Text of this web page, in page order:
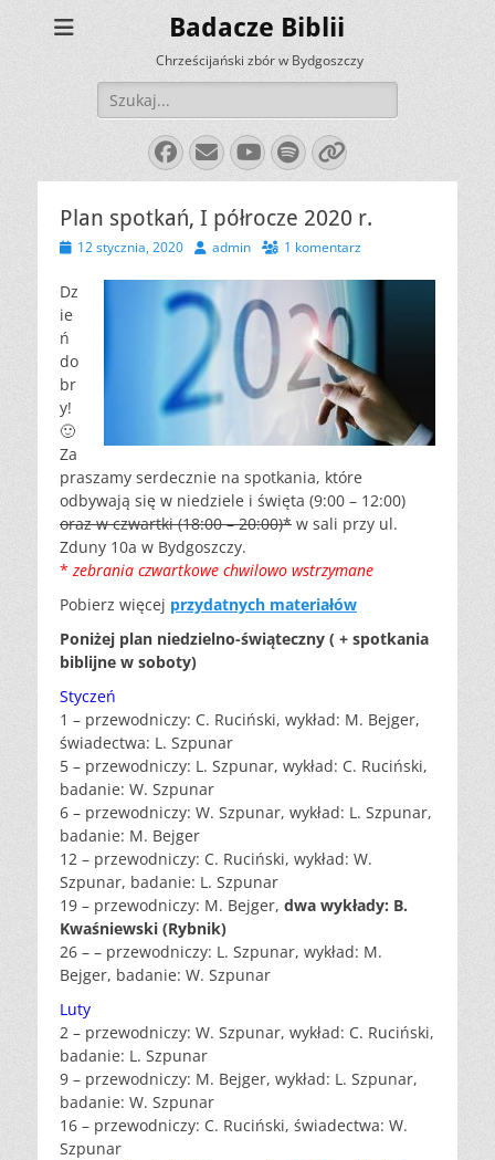
Badacze Biblii
Chrześcijański zbór w Bydgoszczy
Szukaj:
Facebook
E-
mail
YouTube
Spotify
Link
Plan spotkań, I półrocze 2020 r.
Opublikowano
12 stycznia, 2020 Autoradmin 1 komentarz
Dz
ie
ń
do
br
y!
🙂
Za
praszamy serdecznie na spotkania, które
odbywają się w niedziele i święta (9:00 – 12:00)
oraz w czwartki (18:00 – 20:00)* w sali przy ul.
Zduny 10a w Bydgoszczy.
*zebrania czwartkowe chwilowo wstrzymane
Pobierz więcej przydatnych materiałów
Poniżej plan niedzielno-świąteczny ( + spotkania
biblijne w soboty)
Styczeń
1 – przewodniczy: C. Ruciński, wykład: M. Bejger,
świadectwa: L. Szpunar
5 – przewodniczy: L. Szpunar, wykład: C. Ruciński,
badanie: W. Szpunar
6 – przewodniczy: W. Szpunar, wykład: L. Szpunar,
badanie: M. Bejger
12 – przewodniczy: C. Ruciński, wykład: W.
Szpunar, badanie: L. Szpunar
19 – przewodniczy: M. Bejger, dwa wykłady: B.
Kwaśniewski (Rybnik)
26 – – przewodniczy: L. Szpunar, wykład: M.
Bejger, badanie: W. Szpunar
Luty
2 – przewodniczy: W. Szpunar, wykład: C. Ruciński,
badanie: L. Szpunar
9 – przewodniczy: M. Bejger, wykład: L. Szpunar,
badanie: W. Szpunar
16 – przewodniczy: C. Ruciński, świadectwa: W.
Szpunar